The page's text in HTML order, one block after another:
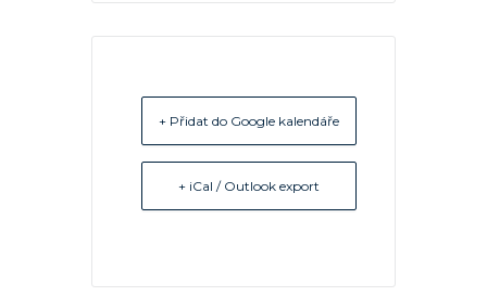
+ Přidat do Google kalendáře
+ iCal / Outlook export